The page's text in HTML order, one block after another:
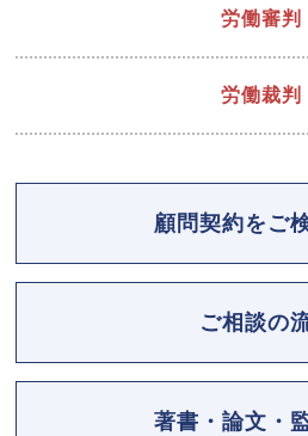
労働審判
労働裁判
顧問契約をご
ご相談の
著書・論文・